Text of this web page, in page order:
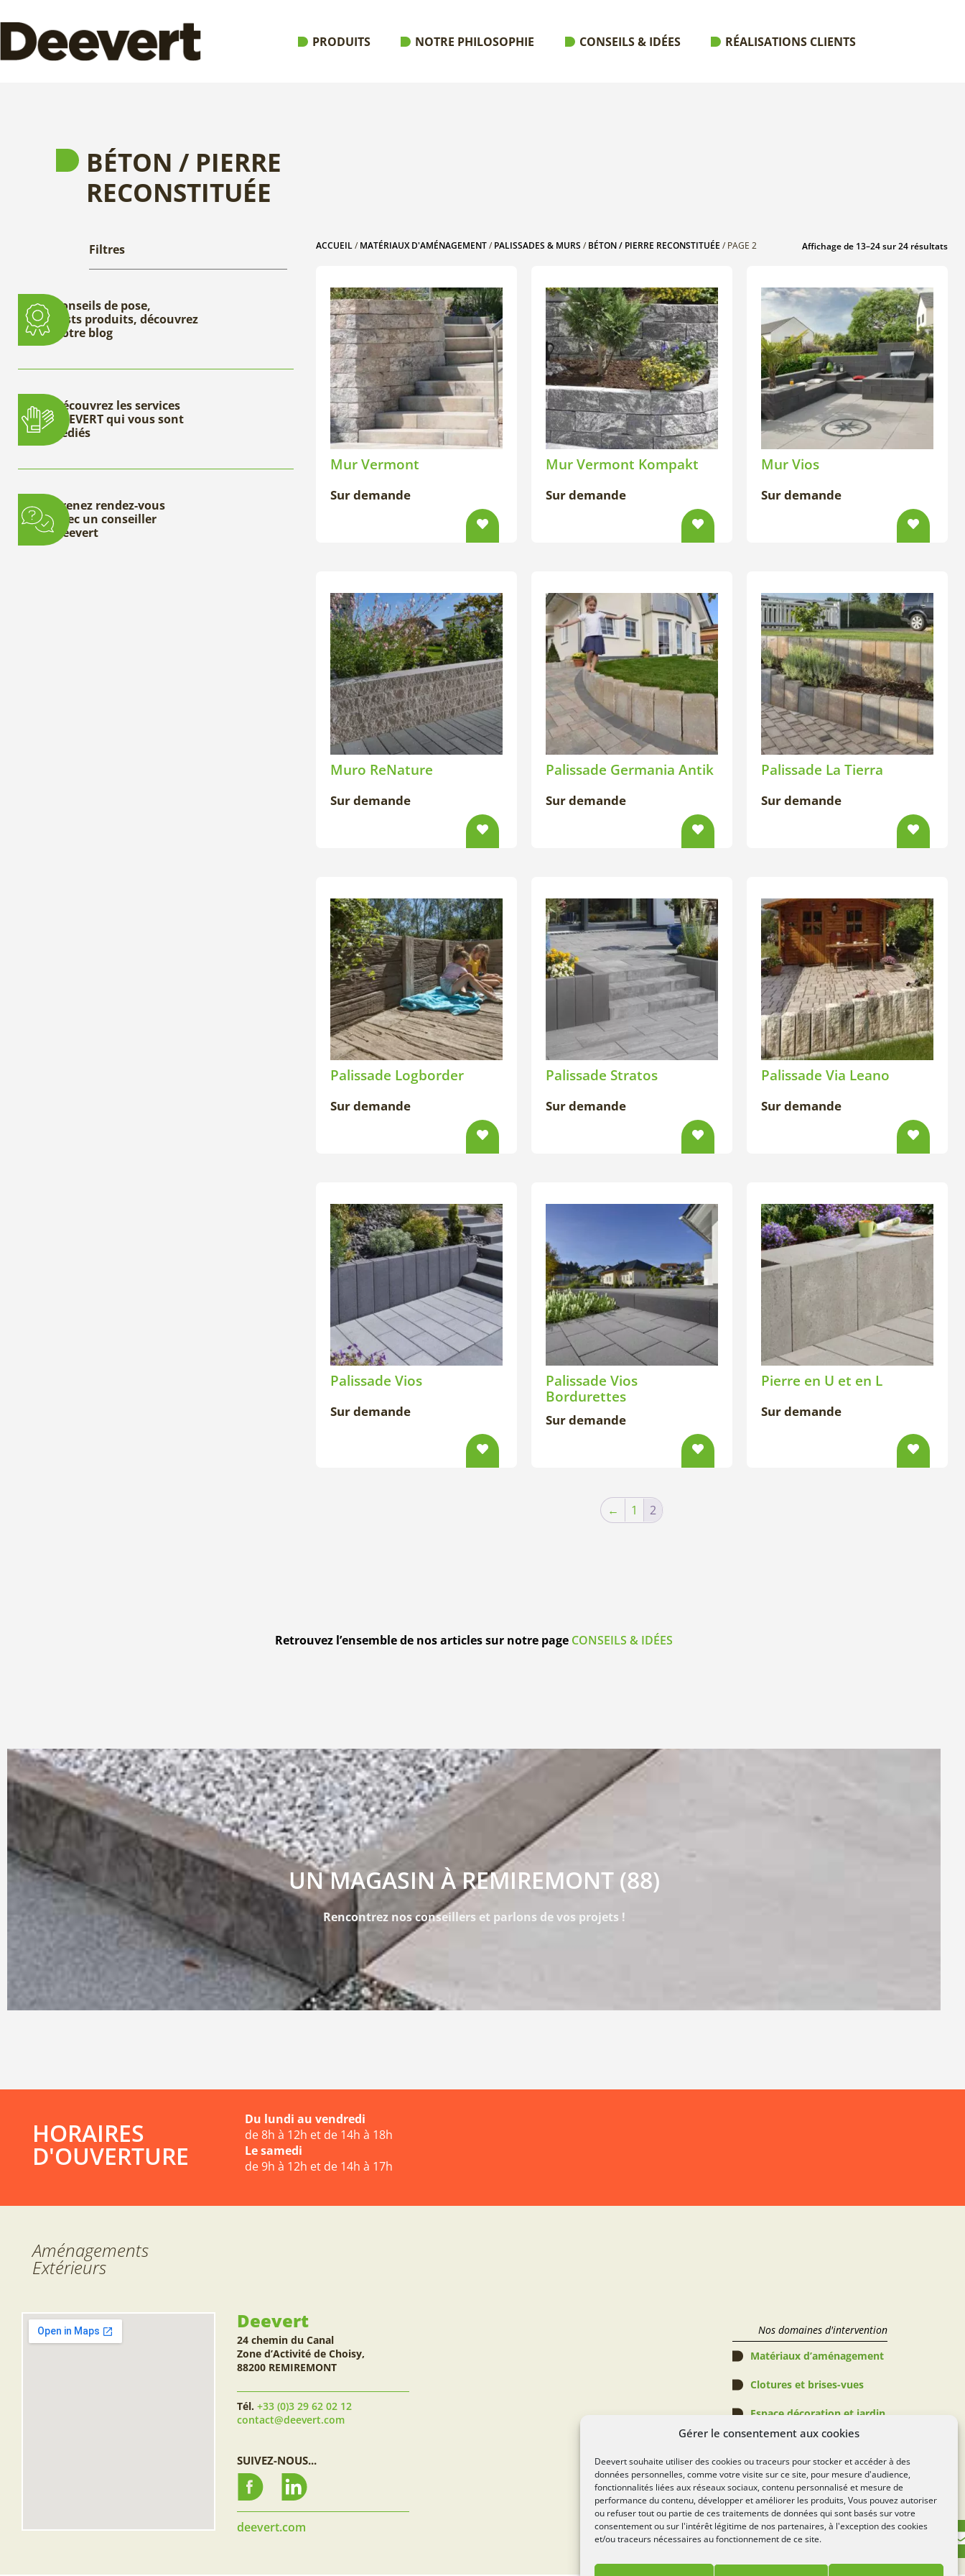
Gérer le consentement aux cookies
Deevert souhaite utiliser des cookies ou traceurs pour stocker et accéder à des
données personnelles, comme votre visite sur ce site, pour mesure d'audience,
fonctionnalités liées aux réseaux sociaux, contenu personnalisé et mesure de
performance du contenu, développer et améliorer les produits, Vous pouvez autoriser
ou refuser tout ou partie de ces traitements de données qui sont basés sur votre
consentement ou sur l'intérêt légitime de nos partenaires, à l'exception des cookies
et/ou traceurs nécessaires au fonctionnement de ce site.
PRODUITS NOTRE PHILOSOPHIE CONSEILS & IDÉES RÉALISATIONS CLIENTS
BÉTON / PIERRE
RECONSTITUÉE
Filtres
Conseils de pose,
tests produits, découvrez
notre blog
Découvrez les services
DEEVERT qui vous sont
dédiés
Prenez rendez-vous
avec un conseiller
Deevert
ACCUEIL/ MATÉRIAUX D'AMÉNAGEMENT/ PALISSADES & MURS / BÉTON / PIERRE RECONSTITUÉE / PAGE 2 Affichage de 13–24 sur 24 résultats
Mur Vermont
Sur demande
Mur Vermont Kompakt
Sur demande
Mur Vios
Sur demande
Muro ReNature
Sur demande
Palissade Germania Antik
Sur demande
Palissade La Tierra
Sur demande
Palissade Logborder
Sur demande
Palissade Stratos
Sur demande
Palissade Via Leano
Sur demande
Palissade Vios
Sur demande
Palissade Vios
Bordurettes
Sur demande
Pierre en U et en L
Sur demande
← 1 2
Retrouvez l’ensemble de nos articles sur notre page CONSEILS & IDÉES
UN MAGASIN À REMIREMONT (88)
Rencontrez nos conseillers et parlons de vos projets !
HORAIRES
D'OUVERTURE
Du lundi au vendredi
de 8h à 12h et de 14h à 18h
Le samedi
de 9h à 12h et de 14h à 17h
Aménagements
Extérieurs
Deevert
24 chemin du Canal
Zone d’Activité de Choisy,
88200 REMIREMONT
Tél. +33 (0)3 29 62 02 12
contact@deevert.com
SUIVEZ-NOUS...
deevert.com
Nos domaines d'intervention
Matériaux d’aménagement
Clotures et brises-vues
Espace décoration et jardin
Piscines
Espace verts
Règlement Concours